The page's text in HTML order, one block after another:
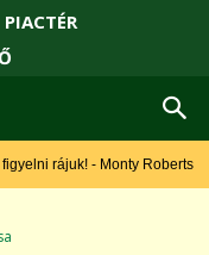
PIACTÉR
rájuk! - Monty Roberts